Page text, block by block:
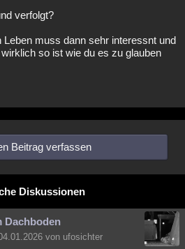
verfolgt?
Leben muss dann sehr interessnt und
so ist wie du es zu glauben
Beitrag verfassen
Diskussionen
Dachboden
von ufosichter